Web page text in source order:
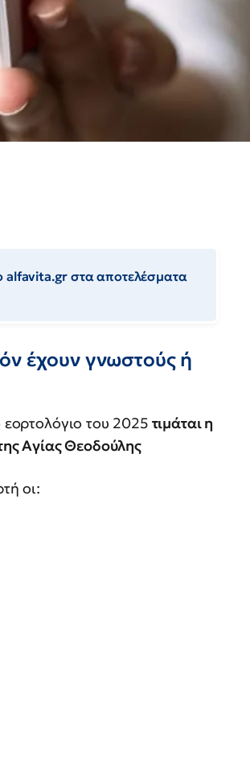
alfavita.gr στα αποτελέσματα
έχουν γνωστούς ή
του 2025 τιμάται η
Αγίας Θεοδούλης
οι: